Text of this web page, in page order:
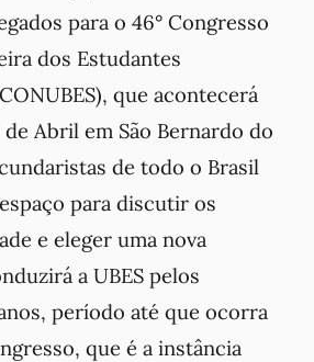
para o 46° Congresso
dos Estudantes
que acontecerá
de Abril em São Bernardo do
de todo o Brasil
para discutir os
e eleger uma nova
a UBES pelos
período até que ocorra
que é a instância